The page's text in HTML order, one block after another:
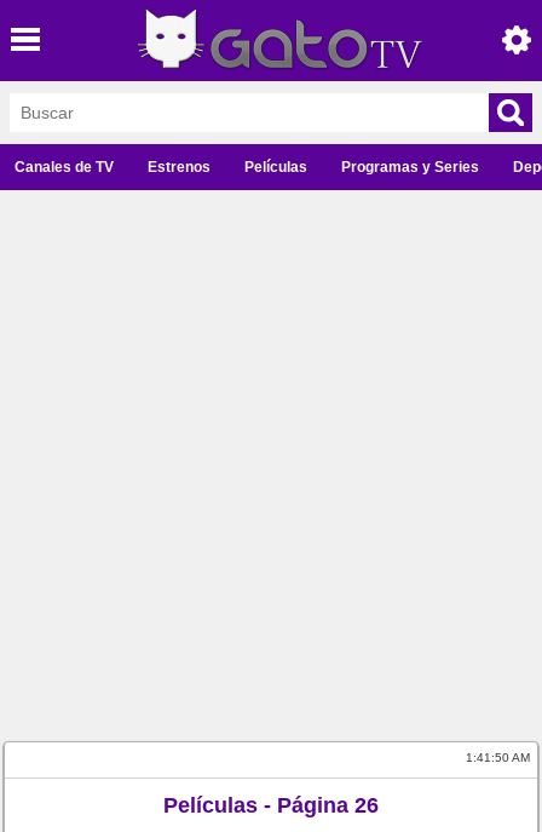
Canales de TV Estrenos Películas Programas y Series
1:41:51 AM
Películas - Página 26